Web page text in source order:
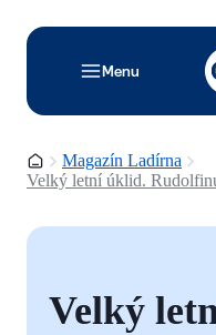
Menu
Domovská stránka
Magazín Ladírna
Velký letní úklid.
Velký